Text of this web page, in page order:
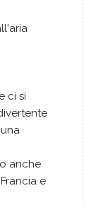
ci si
anche
e